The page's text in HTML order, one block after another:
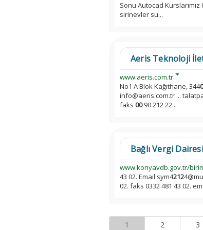
Sonu Autocad
sirinevler su...
Aeris Teknoloji
www.aeris.com.tr
No1 A Blok Kağıthane, 344
info@aeris.com.tr ...
faks 0090 212 22...
Bağlı Vergi
www.konyavdb.gov.tr/
43 02. Email sym4212
02. faks 0332 481 43 02.
1 2 3